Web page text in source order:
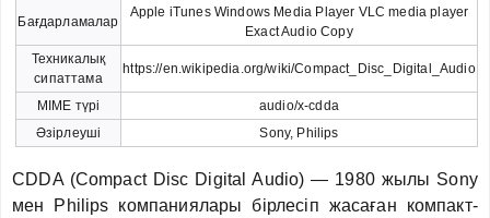
Бағдарламалар
Apple iTunes Windows Media Player VLC media player
Exact Audio Copy
Техникалық
сипаттама
https://en.wikipedia.org/wiki/Compact_Disc_Digital_Audio
MIME түрі
audio/x-cdda
Әзірлеуші
Sony, Philips
CDDA (Compact Disc Digital Audio) — 1980 жылы Sony
мен Philips компаниялары бірлесіп жасаған компакт-